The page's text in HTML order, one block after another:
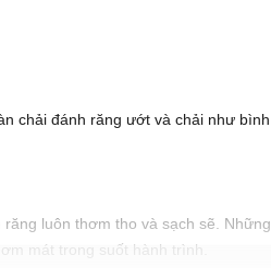
chải đánh răng ướt và chải như bình
luôn thơm tho và sạch sẽ. Những
mát trong suốt hành trình.